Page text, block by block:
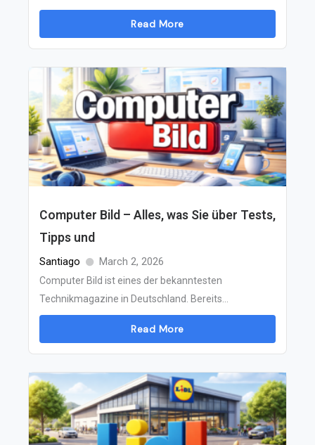
Read More
Computer Bild – Alles, was Sie über Tests,
Tipps und
Santiago March 2, 2026
Computer Bild ist eines der bekanntesten
Technikmagazine in Deutschland. Bereits...
Read More